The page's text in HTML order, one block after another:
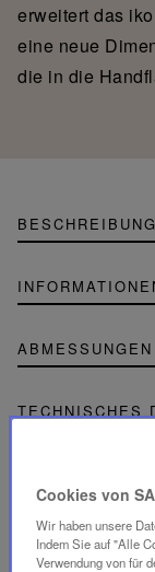
erweitert das
eine neue
die in die
BESCHREIBUNG
ABMESSUNGEN
TECHNISCHES
Lade das
KB)
Cookies von
Wir haben unsere
Indem Sie auf "Alle
Verwendung von für